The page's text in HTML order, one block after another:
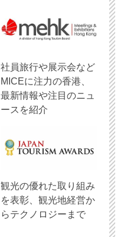
社員旅行や展示会など
MICEに注力の香港、
最新情報や注目のニュ
ースを紹介
観光の優れた取り組み
を表彰、観光地経営か
らテクノロジーまで